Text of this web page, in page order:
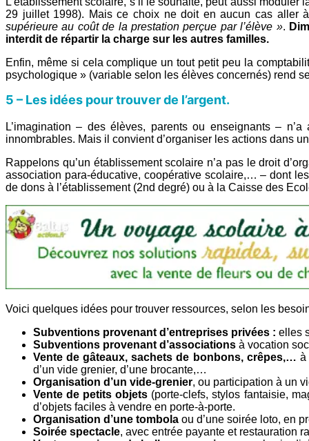
29 juillet 1998). Mais ce choix ne doit en aucun cas aller
supérieure au coût de la prestation perçue par l’élève ».
interdit de répartir la charge sur les autres familles.
Enfin, même si cela complique un tout petit peu la
psychologique » (variable selon les élèves concernés) rend
5 – Les idées pour trouver de l’argent.
L’imagination – des élèves, parents ou enseignants –
innombrables. Mais il convient d’organiser les actions dans
Rappelons qu’un établissement scolaire n’a pas le droit
association para-éducative, coopérative scolaire,… – dont
de dons à l’établissement (2nd degré) ou à la Caisse des
Voici quelques idées pour trouver ressources, selon les
Subventions provenant d’entreprises privées : elles
Subventions provenant d’associations à vocation
Vente de gâteaux, sachets de bonbons, crêpes,… à
d’un vide grenier, d’une brocante,…
Organisation d’un vide-grenier, ou participation à un
Vente de petits objets (porte-clefs, stylos fantaisie,
d’objets faciles à vendre en porte-à-porte.
Organisation d’une tombola ou d’une soirée loto, en
Soirée spectacle, avec entrée payante et restauration